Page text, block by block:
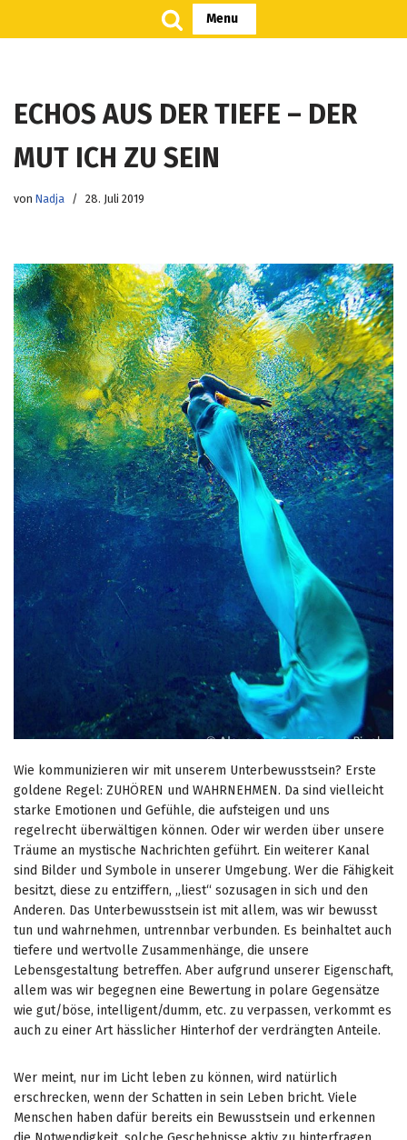
Menu
ECHOS AUS DER TIEFE – DER
MUT ICH ZU SEIN
von Nadja 28. Juli 2019
Wie kommunizieren wir mit unserem Unterbewusstsein? Erste
goldene Regel: ZUHÖREN und WAHRNEHMEN. Da sind vielleicht
starke Emotionen und Gefühle, die aufsteigen und uns
regelrecht überwältigen können. Oder wir werden über unsere
Träume an mystische Nachrichten geführt. Ein weiterer Kanal
sind Bilder und Symbole in unserer Umgebung. Wer die Fähigkeit
besitzt, diese zu entziffern, „liest“ sozusagen in sich und den
Anderen. Das Unterbewusstsein ist mit allem, was wir bewusst
tun und wahrnehmen, untrennbar verbunden. Es beinhaltet auch
tiefere und wertvolle Zusammenhänge, die unsere
Lebensgestaltung betreffen. Aber aufgrund unserer Eigenschaft,
allem was wir begegnen eine Bewertung in polare Gegensätze
wie gut/böse, intelligent/dumm, etc. zu verpassen, verkommt es
auch zu einer Art hässlicher Hinterhof der verdrängten Anteile.
Wer meint, nur im Licht leben zu können, wird natürlich
erschrecken, wenn der Schatten in sein Leben bricht. Viele
Menschen haben dafür bereits ein Bewusstsein und erkennen